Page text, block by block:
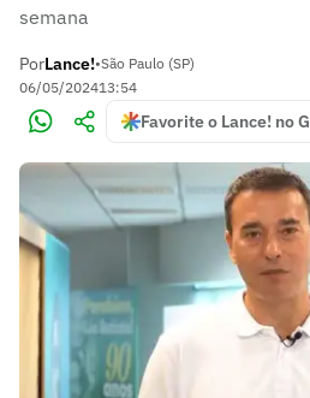
semana
PorLance!•São Paulo (SP)
06/05/202413:54
Favorite o Lance! no